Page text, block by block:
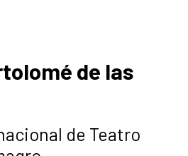
de las
de Teatro